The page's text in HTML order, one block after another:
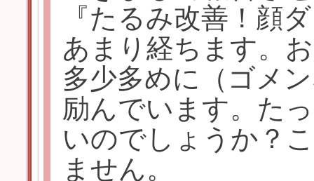
『たるみ改善！顔
あまり経ちます。
多少多めに（ゴメ
励んでいます。た
いのでしょうか？
ません。